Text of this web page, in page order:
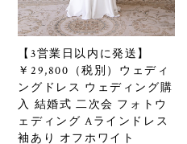
【3営業日以内に発送】
￥29,800（税別）ウェディ
ングドレス ウェディング購
入 結婚式 二次会 フォトウ
ェディング Aラインドレス
袖あり オフホワイト